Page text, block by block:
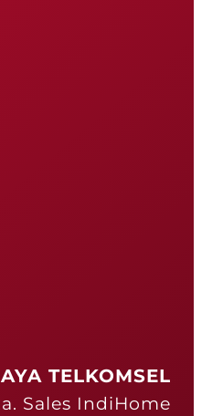
TELKOMSEL
Sales IndiHome